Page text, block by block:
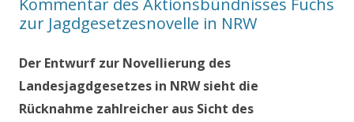
Kommentar des Aktionsbündnisses Fuchs
zur Jagdgesetzesnovelle in NRW
Der Entwurf zur Novellierung des
Landesjagdgesetzes in NRW sieht die
Rücknahme zahlreicher aus Sicht des